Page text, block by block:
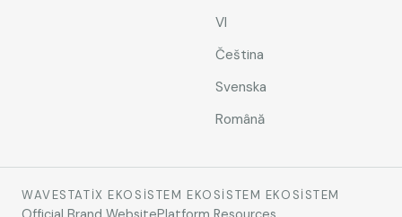
VI
Čeština
Svenska
Română
WAVESTATIX EKOSISTEM EKOSISTEM EKOSISTEM